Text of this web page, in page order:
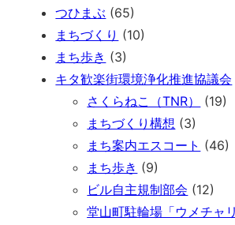
つひまぶ (65)
まちづくり (10)
まち歩き (3)
キタ歓楽街環境浄化推進協議会
さくらねこ（TNR）
(19)
まちづくり構想 (3)
まち案内エスコート (46)
まち歩き (9)
ビル自主規制部会 (12)
堂山町駐輪場「ウメチャリ